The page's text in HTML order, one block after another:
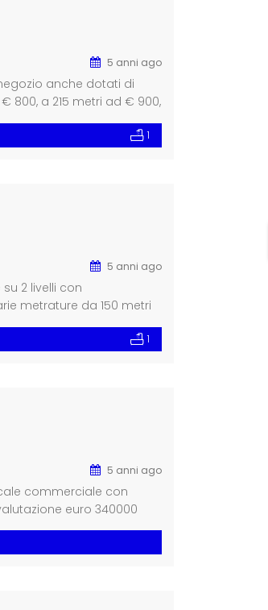
5 anni ago
anche dotati di
800, a 215 metri ad € 900,
1
5 anni ago
2 livelli con
metrature da 150 metri
1
5 anni ago
commerciale con
euro 340000